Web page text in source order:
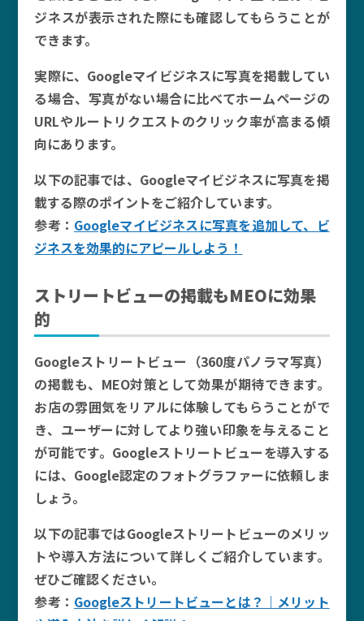
ジネスが表示された際にも確認してもらうことが
できます。
実際に、Googleマイビジネスに写真を掲載してい
る場合、写真がない場合に比べてホームページの
URLやルートリクエストのクリック率が高まる傾
向にあります。
以下の記事では、Googleマイビジネスに写真を掲
載する際のポイントをご紹介しています。
参考： Googleマイビジネスに写真を追加して、ビ
ジネスを効果的にアピールしよう！
ストリートビューの掲載もMEOに効果
的
Googleストリートビュー（360度パノラマ写真）
の掲載も、MEO対策として効果が期待できます。
お店の雰囲気をリアルに体験してもらうことがで
き、ユーザーに対してより強い印象を与えること
が可能です。Googleストリートビューを導入する
には、Google認定のフォトグラファーに依頼しま
しょう。
以下の記事ではGoogleストリートビューのメリッ
トや導入方法について詳しくご紹介しています。
ぜひご確認ください。
参考： Googleストリートビューとは？｜メリット